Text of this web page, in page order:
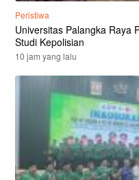
Peristiwa
Universitas Palangka Raya
Studi Kepolisian
10 jam yang lalu